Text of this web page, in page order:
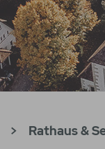
> Rathaus &